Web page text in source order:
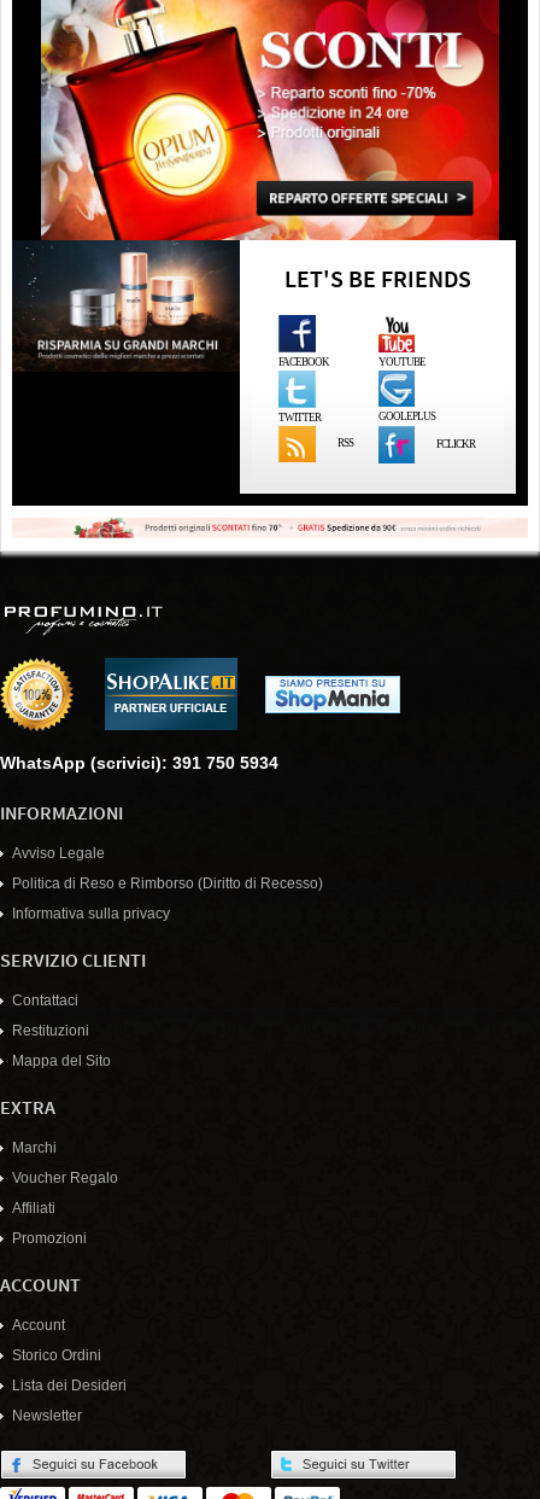
LET'S BE FRIENDS
FACEBOOK YOUTUBE
TWITTER GOOLEPLUS
RSS FCLICKR
WhatsApp (scrivici): 391 750 5934
INFORMAZIONI
Avviso Legale
Politica di Reso e Rimborso (Diritto di Recesso)
Informativa sulla privacy
SERVIZIO CLIENTI
Contattaci
Restituzioni
Mappa del Sito
EXTRA
Marchi
Voucher Regalo
Affiliati
Promozioni
ACCOUNT
Account
Storico Ordini
Lista dei Desideri
Newsletter